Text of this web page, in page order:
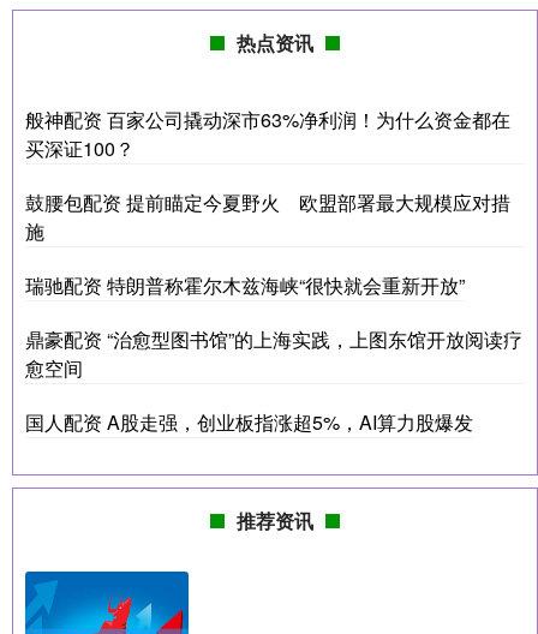
热点资讯
般神配资 百家公司撬动深市63%净利润！为什么资金都在
买深证100？
鼓腰包配资 提前瞄定今夏野火 欧盟部署最大规模应对措
施
瑞驰配资 特朗普称霍尔木兹海峡“很快就会重新开放”
鼎豪配资 “治愈型图书馆”的上海实践，上图东馆开放阅读疗
愈空间
国人配资 A股走强，创业板指涨超5%，AI算力股爆发
推荐资讯